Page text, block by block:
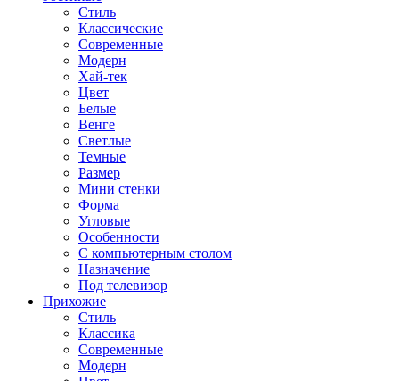
Стиль
Классические
Современные
Модерн
Хай-тек
Цвет
Белые
Венге
Светлые
Темные
Размер
Мини стенки
Форма
Угловые
Особенности
С компьютерным столом
Назначение
Под телевизор
Прихожие
Стиль
Классика
Современные
Модерн